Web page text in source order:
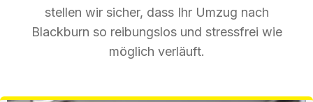
stellen wir sicher, dass Ihr Umzug nach
Blackburn so reibungslos und stressfrei wie
möglich verläuft.